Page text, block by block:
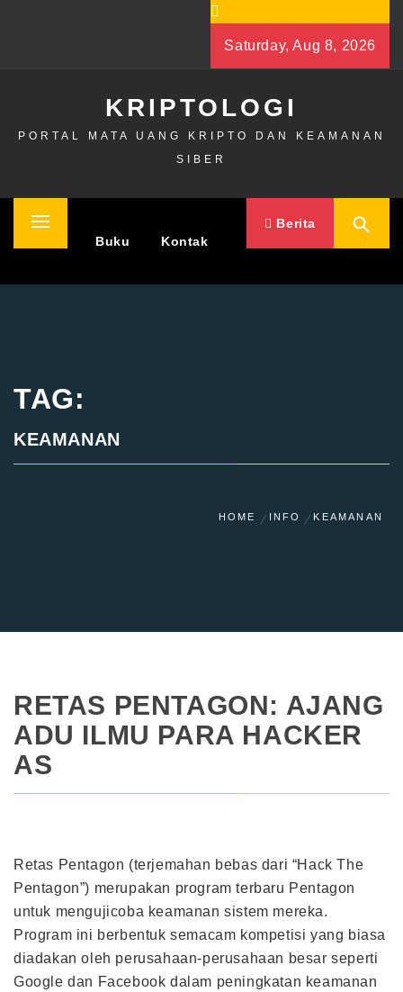
Saturday, Aug 8, 2026
KRIPTOLOGI
PORTAL MATA UANG KRIPTO DAN KEAMANAN
SIBER
Primary
Buku Kontak
Berita
TAG:
KEAMANAN
HOME INFO KEAMANAN
RETAS PENTAGON: AJANG
ADU ILMU PARA HACKER
AS
Retas Pentagon (terjemahan bebas dari “Hack The
Pentagon”) merupakan program terbaru Pentagon
untuk mengujicoba keamanan sistem mereka.
Program ini berbentuk semacam kompetisi yang biasa
diadakan oleh perusahaan-perusahaan besar seperti
Google dan Facebook dalam peningkatan keamanan